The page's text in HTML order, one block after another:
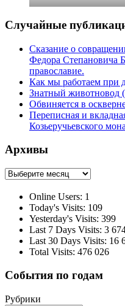
Случайные
Сказание о
Федора Степановича
православие.
Как мы работаем при
Знатный животновод
Обвиняется в
Переписная и
Козьеручьевского
Архивы
Архивы
Online Users: 1
Today's Visits: 109
Yesterday's Visits: 399
Last 7 Days Visits: 3
Last 30 Days Visits: 16
Total Visits: 476 026
События по годам
Рубрики